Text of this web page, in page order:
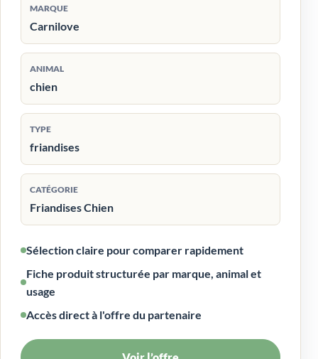
MARQUE
Carnilove
ANIMAL
chien
TYPE
friandises
CATÉGORIE
Friandises Chien
Sélection claire pour comparer rapidement
Fiche produit structurée par marque, animal et
usage
Accès direct à l'offre du partenaire